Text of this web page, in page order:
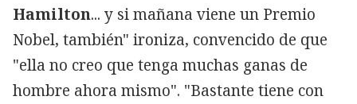
Hamilton... y si mañana viene un Premio
Nobel, también" ironiza, convencido de que
"ella no creo que tenga muchas ganas de
hombre ahora mismo". "Bastante tiene con